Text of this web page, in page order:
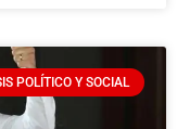
POLÍTICO Y SOCIAL